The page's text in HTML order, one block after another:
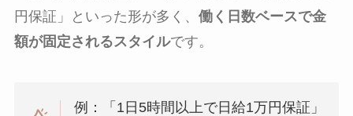
円保証」といった形が多く、 働く日数ベースで金
額が固定されるスタイルです。
例：「1日5時間以上で日給1万円保証」